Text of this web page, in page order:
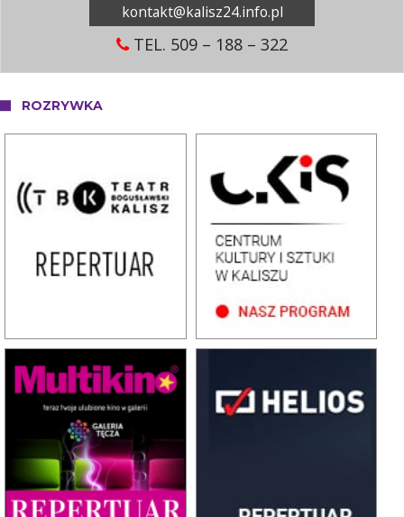
kontakt@kalisz24.info.pl
TEL. 509 – 188 – 322
ROZRYWKA